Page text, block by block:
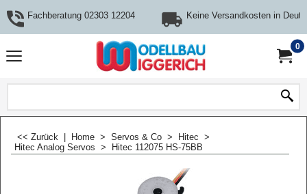
Fachberatung 02303 12204 Keine Versandkosten in
0
<< Zurück Home > Servos & Co > Hitec >
Hitec Analog Servos > Hitec 112075 HS-75BB